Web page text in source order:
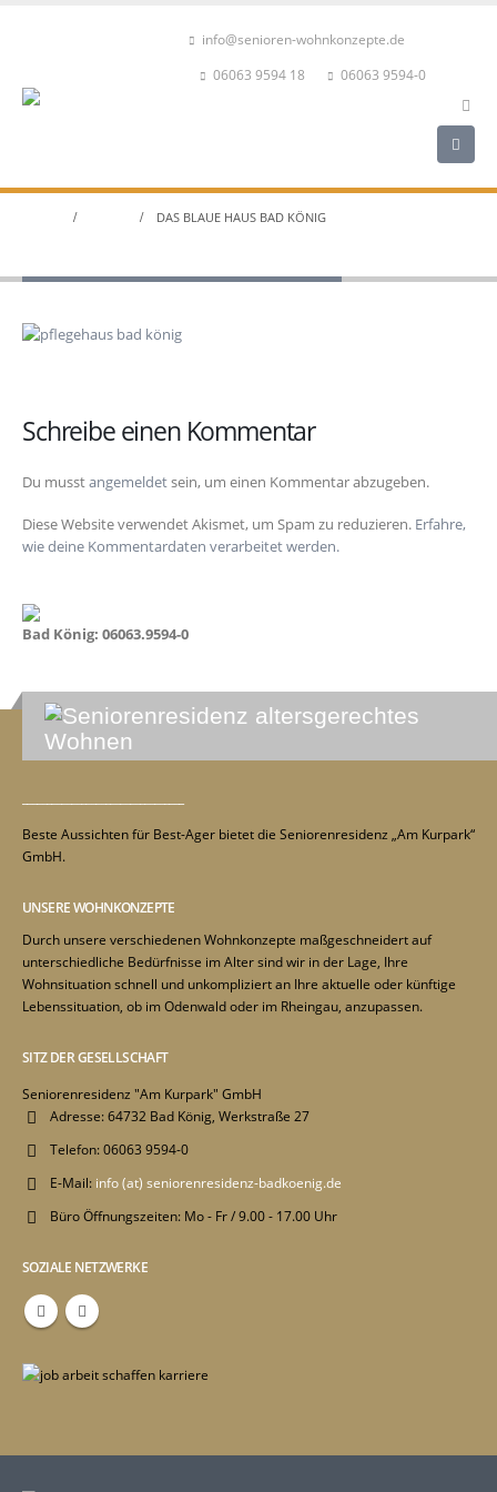
info@senioren-wohnkonzepte.de
06063 9594 18
06063 9594-0
DAS BLAUE HAUS BAD KÖNIG
Schreibe einen Kommentar
Du musstangemeldetsein, um einen Kommentar abzugeben.
Diese Website verwendet Akismet, um Spam zu reduzieren. Erfahre,
wie deine Kommentardaten verarbeitet werden.
Bad König: 06063.9594-0
Beste Aussichten für Best-Ager bietet die Seniorenresidenz „Am Kurpark“
GmbH.
UNSERE WOHNKONZEPTE
Durch unsere verschiedenen Wohnkonzepte maßgeschneidert auf
unterschiedliche Bedürfnisse im Alter sind wir in der Lage, Ihre
Wohnsituation schnell und unkompliziert an Ihre aktuelle oder künftige
Lebenssituation, ob im Odenwald oder im Rheingau, anzupassen.
SITZ DER GESELLSCHAFT
Seniorenresidenz "Am Kurpark" GmbH
Adresse:64732 Bad König, Werkstraße 27
Telefon:06063 9594-0
E-Mail: info (at) seniorenresidenz-badkoenig.de
Büro Öffnungszeiten: Mo - Fr / 9.00 - 17.00 Uhr
SOZIALE NETZWERKE